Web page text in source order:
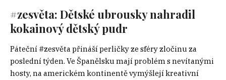
#zesvěta: Dětské ubrousky nahradil
kokainový dětský pudr
Páteční #zesvěta přináší perličky ze sféry zločinu za
poslední týden. Ve Španělsku mají problém s nevítanými
hosty, na americkém kontinentě vymýšlejí kreativní